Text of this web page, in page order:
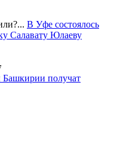
В Уфе состоялось
Салавату Юлаеву
получат